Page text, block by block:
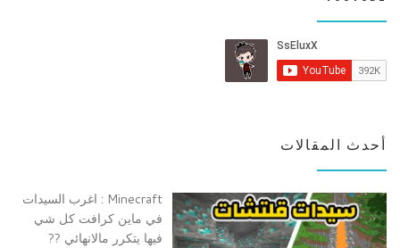
أحدث المقالات
Minecraft : اغرب السيدات
في ماين كرافت كل شي
فيها يتكرر مالانهائي ??